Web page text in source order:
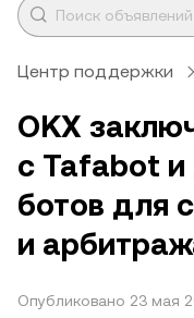
Центр поддержки
OKX
с Tafabot
ботов для
и
Опубликовано 23 мая